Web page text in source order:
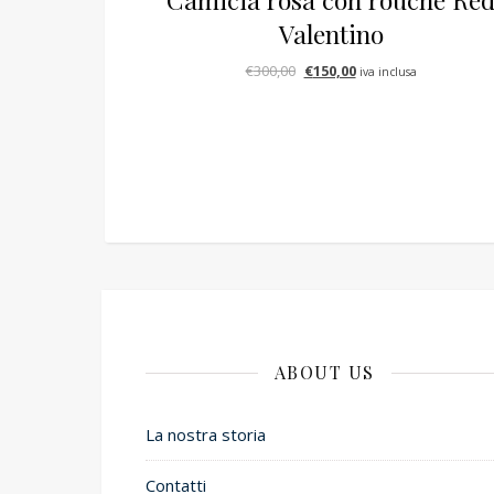
Valentino
€300,00 Il prezzo originale era:
€150,00Il prezzo attuale è:
iva inclusa
ABOUT US
La nostra storia
Contatti